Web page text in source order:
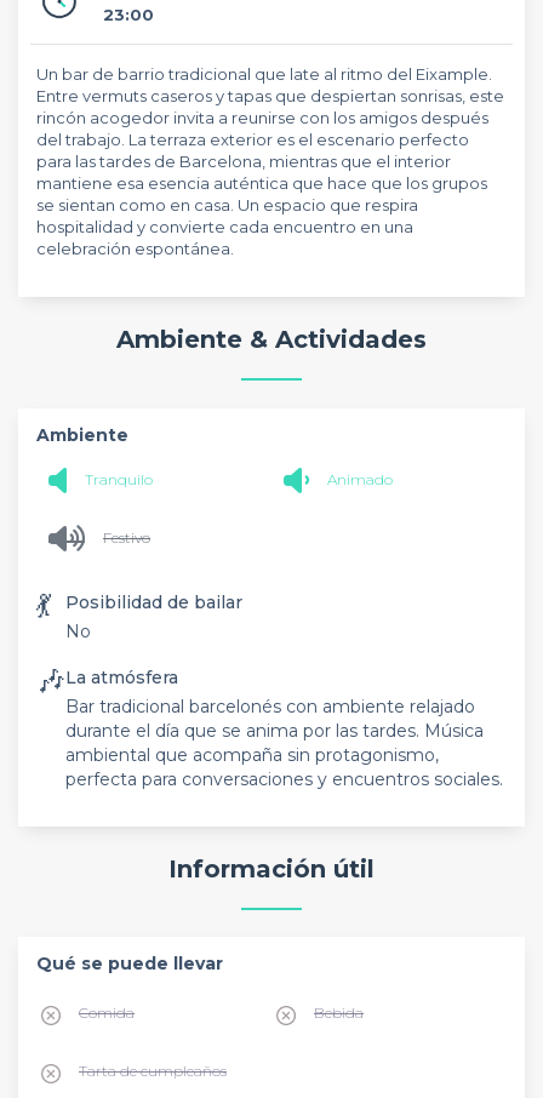
23:00
Un bar de barrio tradicional que late al ritmo del Eixample.
Entre vermuts caseros y tapas que despiertan sonrisas, este
rincón acogedor invita a reunirse con los amigos después
del trabajo. La terraza exterior es el escenario perfecto
para las tardes de Barcelona, mientras que el interior
mantiene esa esencia auténtica que hace que los grupos
se sientan como en casa. Un espacio que respira
hospitalidad y convierte cada encuentro en una
celebración espontánea.
Ambiente & Actividades
Ambiente
Tranquilo Animado
Festivo
💃
Posibilidad de bailar
No
🎶La atmósfera
Bar tradicional barcelonés con ambiente relajado
durante el día que se anima por las tardes. Música
ambiental que acompaña sin protagonismo,
perfecta para conversaciones y encuentros sociales.
Información útil
Qué se puede llevar
Comida Bebida
Tarta de cumpleaños